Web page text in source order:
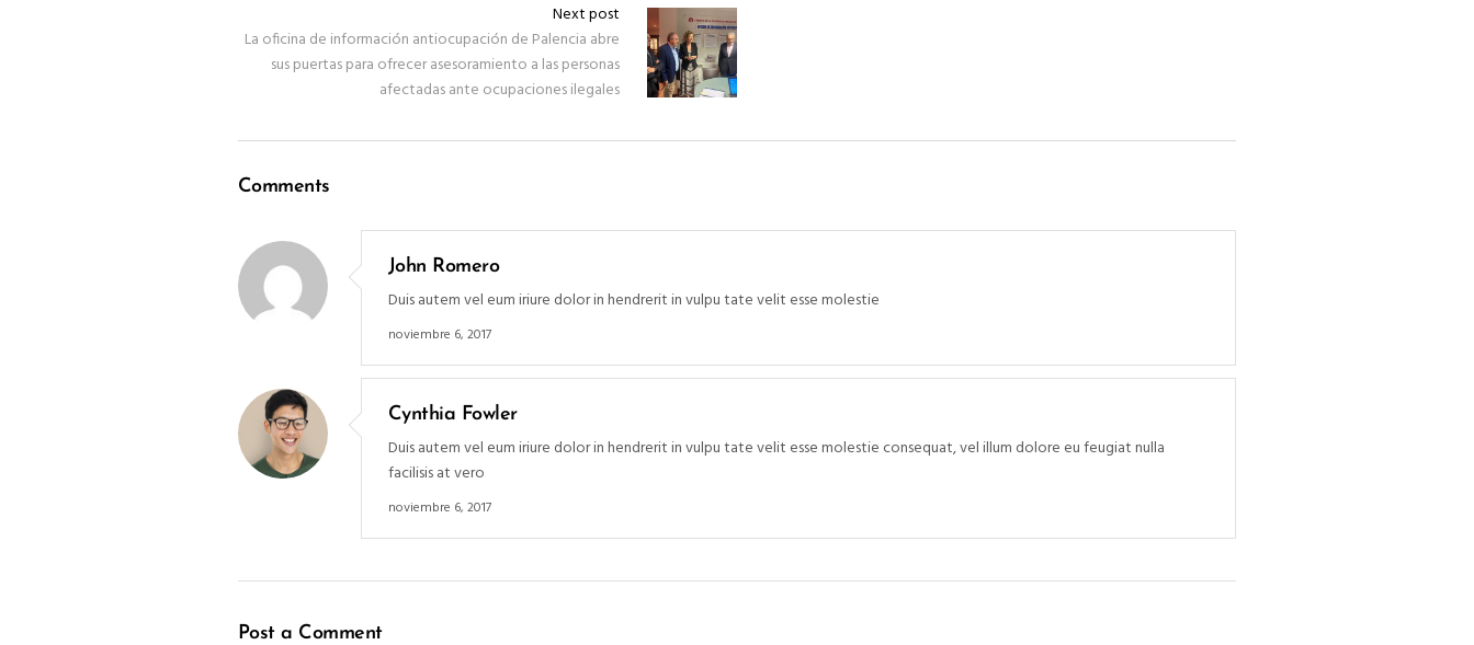
Next post
La oficina de información antiocupación de Palencia abre
sus puertas para ofrecer asesoramiento a las personas
afectadas ante ocupaciones ilegales
Comments
John Romero
Duis autem vel eum iriure dolor in hendrerit in vulpu tate velit esse molestie
noviembre 6, 2017
Cynthia Fowler
Duis autem vel eum iriure dolor in hendrerit in vulpu tate velit esse molestie consequat, vel illum dolore eu feugiat nulla
facilisis at vero
noviembre 6, 2017
Post a Comment
ofertas